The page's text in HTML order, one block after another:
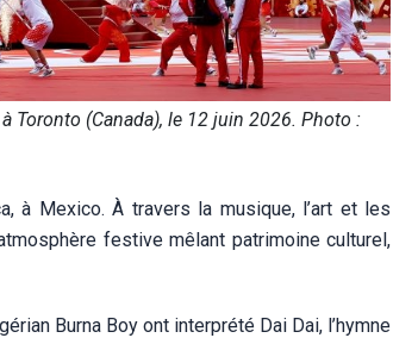
Toronto (Canada), le 12 juin 2026. Photo :
à Mexico. À travers la musique, l’art et les
festive mêlant patrimoine culturel,
Burna Boy ont interprété Dai Dai, l’hymne